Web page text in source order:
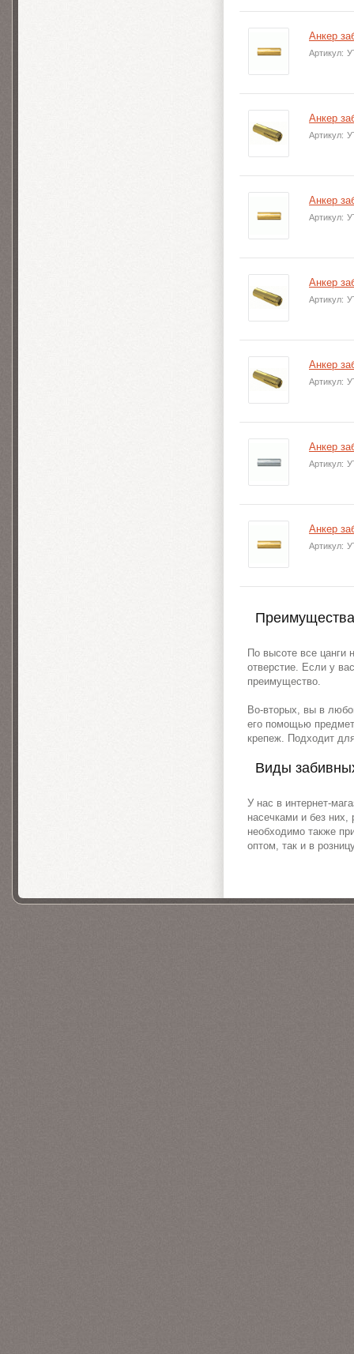
Анкер
Артикул:
Анкер
Артикул:
Анкер
Артикул:
Анкер
Артикул:
Анкер
Артикул:
Анкер
Артикул:
Анкер
Артикул:
По высоте все цанги
отверстие. Если у
преимущество.
Во-вторых, вы в
его помощью
крепеж. Подходит
Виды
У нас в интернет-
насечками и без
необходимо также
оптом, так и в